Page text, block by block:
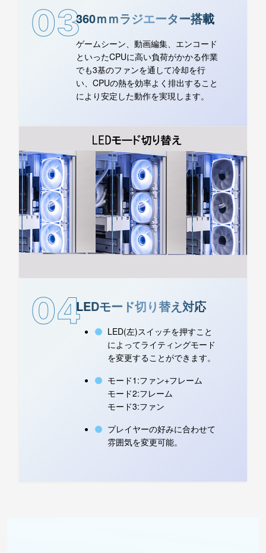
03360ｍｍラジエーター搭載
ゲームシーン、動画編集、エンコード
といったCPUに高い負荷がかかる作業
でも3基のファンを通して冷却を行
い、CPUの熱を効率よく排出すること
により安定した動作を実現します。
04LEDモード切り替え対応
LED(左)スイッチを押すこと
によってライティングモード
を変更することができます。
モード1:ファン+フレーム
モード2:フレーム
モード3:ファン
プレイヤーの好みに合わせて
雰囲気を変更可能。